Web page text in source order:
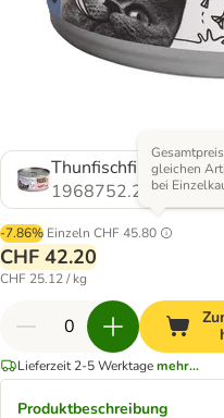
Thunfischfilet &
1968752.2
-7.86% Einzeln CHF 45.80
gleichen
bei
CHF 42.20
CHF 25.12 / kg
Lieferzeit 2-5 Werktagemehr...
Produktbeschreibung